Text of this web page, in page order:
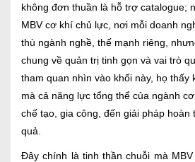
không đơn thuần là hỗ trợ catalogue;
MBV cơ khí chủ lực, nơi mỗi doanh
thù ngành nghề, thế mạnh riêng,
chung về quản trị tinh gọn và vai trò
tham quan nhìn vào khối này, họ thấy
mà cả năng lực tổng thể của ngành
chế tạo, gia công, đến giải pháp hoàn
quả.
Đây chính là tinh thần chuỗi mà